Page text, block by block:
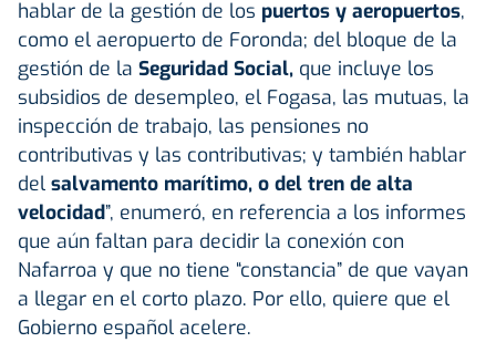
hablar de la gestión de los puertos y aeropuertos,
como el aeropuerto de Foronda; del bloque de la
gestión de la Seguridad Social, que incluye los
subsidios de desempleo, el Fogasa, las mutuas, la
inspección de trabajo, las pensiones no
contributivas y las contributivas; y también hablar
del salvamento marítimo, o del tren de alta
velocidad”, enumeró, en referencia a los informes
que aún faltan para decidir la conexión con
Nafarroa y que no tiene “constancia” de que vayan
a llegar en el corto plazo. Por ello, quiere que el
Gobierno español acelere.